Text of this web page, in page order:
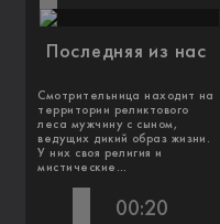
Последняя из нас
Смотрительница находит на
территории реликтового
леса мужчину с сыном,
ведущих дикий образ жизни.
У них своя религия и
мистические...
00:20